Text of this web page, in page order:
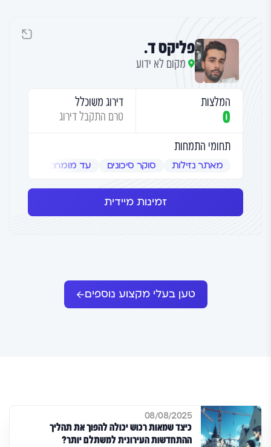
פליקס ד.
מקום לא ידוע
המלצות
0
דירוג משוכלל
טרם התקבל דירוג
תחומי התמחות
מאתר נזילות סוקר סיכונים עד מומחה
זמינות מיידית
טען בעלי מקצוע נוספים
08/08/2025
כיצד שמאות רכוש יכולה להפוך את תהליך
ההתחדשות העירונית למשתלם יותר?